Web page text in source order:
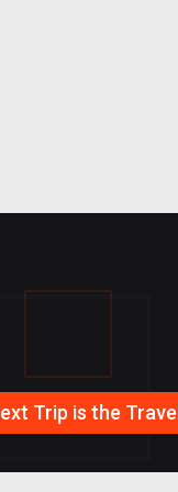
Trip is the